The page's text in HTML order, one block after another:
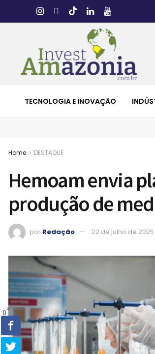
TECNOLOGIA E INOVAÇÃO
Home DESTAQUE
Hemoam envia
produção de
por Redação 22 de julho de 2025
0
SHARES